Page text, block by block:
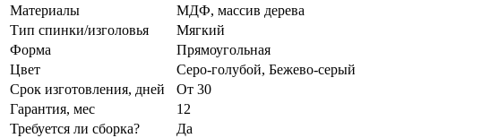
Материалы
МДФ, массив дерева
Тип спинки/изголовья
Мягкий
Форма
Прямоугольная
Цвет
Серо-голубой, Бежево-серый
Срок изготовления, дней
От 30
Гарантия, мес
12
Требуется ли сборка?
Да